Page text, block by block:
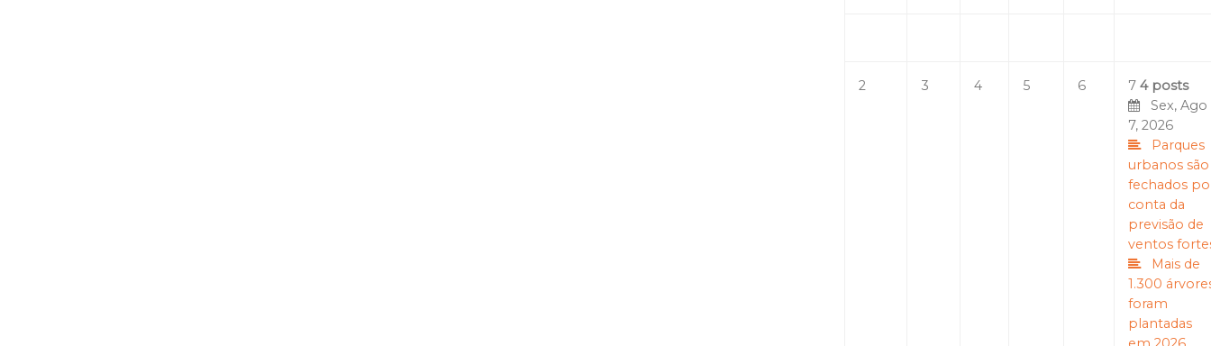
2 3 4 5 6 7 4 posts
Sex, Ago
7, 2026
Parques
urbanos são
fechados
conta da
previsão de
ventos
Mais de
1.300
foram
plantadas